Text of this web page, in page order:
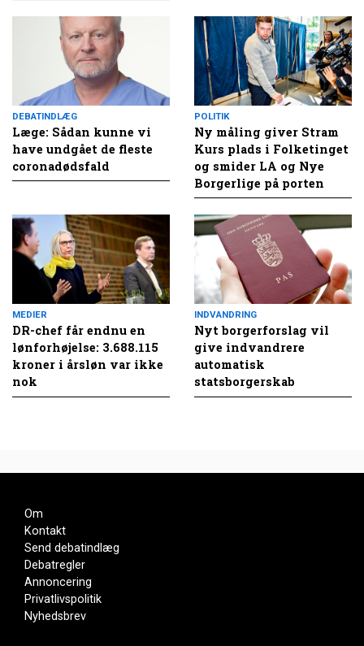
DEBATINDLÆG
Læge: Sådan kunne vi
have undgået de fleste
coronadødsfald
POLITIK
Ny måling giver Stram
Kurs plads i Folketinget
og smider LA og Nye
Borgerlige på porten
MEDIER
DR-chef får endnu en
lønforhøjelse: 3.688.115
kroner i årsløn var ikke
nok
INDVANDRING
Nyt borgerforslag vil
give indvandrere
automatisk
statsborgerskab
Om
Kontakt
Send debatindlæg
Debatregler
Annoncering
Privatlivspolitik
Nyhedsbrev